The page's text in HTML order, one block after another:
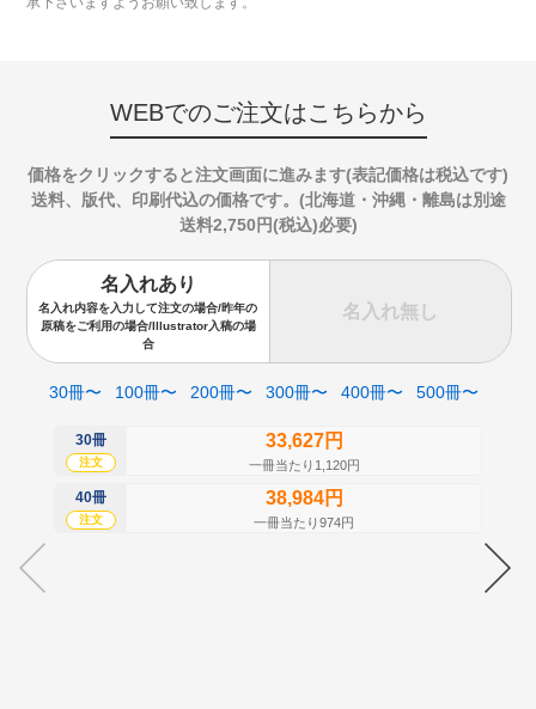
WEBでのご注文はこちらから
価格をクリックすると注文画面に進みます(表記価格は税込です)
送料、版代、印刷代込の価格です。(北海道・沖縄・離島は別途
送料2,750円(税込)必要)
名入れあり
名入れ内容を入力して注文の場合/昨年の
原稿をご利用の場合/Illustrator入稿の場
合
名入れ無し
30冊〜 100冊〜 200冊〜 300冊〜 400冊〜 500冊〜
30冊
注文
33,627円
一冊当たり1,120円
40冊
注文
38,984円
一冊当たり974円